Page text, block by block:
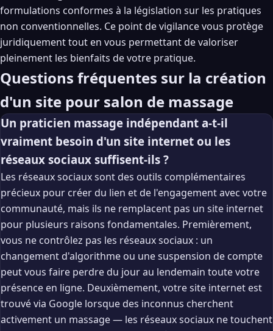
formulations conformes à la législation sur les pratiques
non conventionnelles. Ce point de vigilance vous protège
juridiquement tout en vous permettant de valoriser
pleinement les bienfaits de votre pratique.
Questions fréquentes sur la création
d'un site pour salon de massage
Un praticien massage indépendant a-t-il
vraiment besoin d'un site internet ou les
réseaux sociaux suffisent-ils ?
Les réseaux sociaux sont des outils complémentaires
précieux pour créer du lien et de l'engagement avec votre
communauté, mais ils ne remplacent pas un site internet
pour plusieurs raisons fondamentales. Premièrement,
vous ne contrôlez pas les réseaux sociaux : un
changement d'algorithme ou une suspension de compte
peut vous faire perdre du jour au lendemain toute votre
présence en ligne. Deuxièmement, votre site internet est
trouvé via Google lorsque des inconnus cherchent
activement un massage — les réseaux sociaux ne touchent